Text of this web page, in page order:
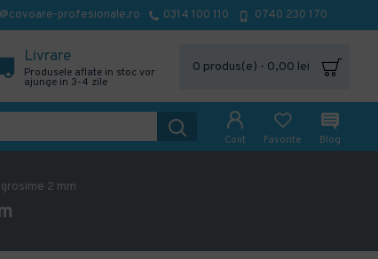
profesionale.ro 0314 100 110 0740 230 170
Livrare
Produsele aflate in stoc vor
ajunge in 3-4 zile
0 produs(e) - 0,00 lei
Cont Favorite Blog
2 mm